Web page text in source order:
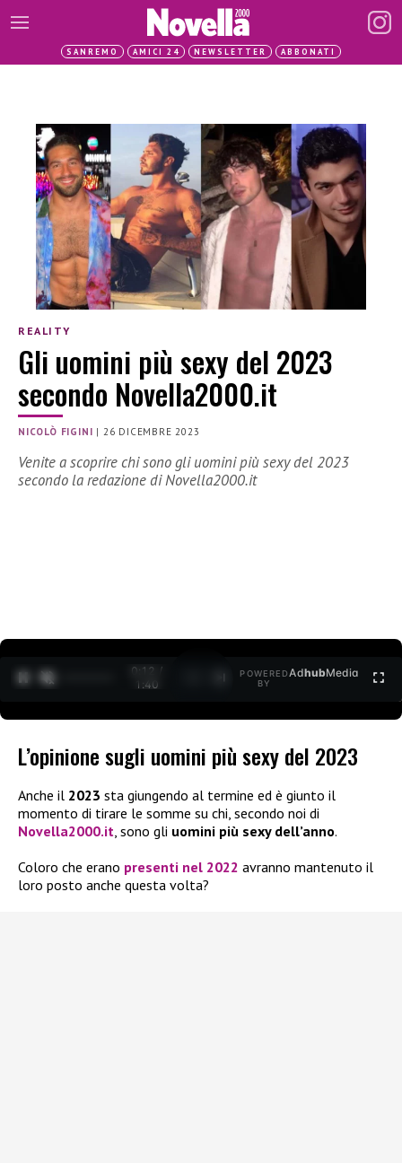
SANREMO AMICI 24 NEWSLETTER ABBONATI
REALITY
Gli uomini più sexy del 2023
secondo Novella2000.it
NICOLÒ FIGINI | 26 DICEMBRE 2023
Venite a scoprire chi sono gli uomini più sexy del 2023
secondo la redazione di Novella2000.it
0:12 /
1:40
POWERED
BY
AdhubMedia
L’opinione sugli uomini più sexy del 2023
Anche il 2023 sta giungendo al termine ed è giunto il
momento di tirare le somme su chi, secondo noi di
Novella2000.it, sono gli uomini più sexy dell’anno.
Coloro che erano presenti nel 2022 avranno mantenuto il
loro posto anche questa volta?